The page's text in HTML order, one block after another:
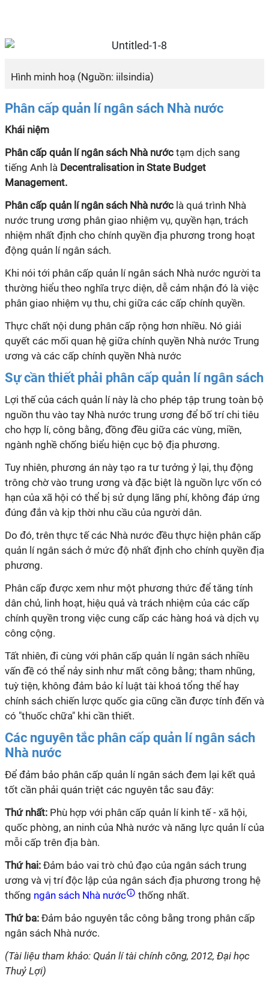
Hình minh hoạ (Nguồn: iilsindia)
Phân cấp quản lí ngân sách Nhà nước
Khái niệm
Phân cấp quản lí ngân sách Nhà nước tạm dịch sang
tiếng Anh là Decentralisation in State Budget
Management.
Phân cấp quản língân sách Nhà nước là quá trình Nhà
nước trung ương phân giao nhiệm vụ, quyền hạn, trách
nhiệm nhất định cho chính quyền địa phương trong hoạt
động quản língân sách.
Khi nói tới phân cấp quản língân sách Nhà nước người ta
thường hiểu theo nghĩa trực diện, dễ cảm nhận đó là việc
phân giao nhiệm vụ thu, chi giữa các cấp chính quyền.
Thực chất nội dung phân cấp rộng hơn nhiều. Nó giải
quyết các mối quan hệ giữa chính quyền Nhà nước Trung
ương và các cấp chính quyền Nhà nước
Sự cần thiết phải phân cấp quản lí ngân sách
Lợi thế của cách quản línày là cho phép tập trung toàn bộ
nguồn thu vào tay Nhà nước trung ương để bố trí chi tiêu
cho hợp lí, công bằng, đồng đều giữa các vùng, miền,
ngành nghề chống biểu hiện cục bộ địa phương.
Tuy nhiên, phương án này tạo ra tư tưởng ỷ lại, thụ động
trông chờ vào trung ương và đặc biệt là nguồn lực vốn có
hạn của xã hội có thể bị sử dụng lãng phí, không đáp ứng
đúng đắn và kịp thời nhu cầu của người dân.
Do đó, trên thực tế các Nhà nước đều thực hiện phân cấp
quản língân sách ở mức độ nhất định cho chính quyền địa
phương.
Phân cấp được xem như một phương thức để tăng tính
dân chủ, linh hoạt, hiệu quả và trách nhiệm của các cấp
chính quyền trong việc cung cấp các hàng hoá và dịch vụ
công cộng.
Tất nhiên, đi cùng với phân cấp quản lí ngân sách nhiều
vấn đề có thể nảy sinh như mất công bằng; tham nhũng,
tuỳ tiện, không đảm bảo kỉ luật tài khoá tổng thể hay
chính sách chiến lược quốc gia cũng cần được tính đến và
có "thuốc chữa" khi cần thiết.
Các nguyên tắc phân cấp quản lí ngân sách
Nhà nước
Để đảm bảo phân cấp quản língân sách đem lại kết quả
tốt cần phải quán triệt các nguyên tắc sau đây:
Thứ nhất: Phù hợp với phân cấp quản líkinh tế - xã hội,
quốc phòng, an ninh của Nhà nước và năng lực quản lícủa
mỗi cấp trên địa bàn.
Thứ hai: Đảm bảo vai trò chủ đạo của ngân sách trung
ương và vị trí độc lập của ngân sách địa phương trong hệ
thống ngân sách Nhà nước
thống nhất.
Thứ ba: Đảm bảo nguyên tắc công bằng trong phân cấp
ngân sách Nhà nước.
(Tài liệu tham khảo: Quản lí tài chính công, 2012, Đại học
Thuỷ Lợi)